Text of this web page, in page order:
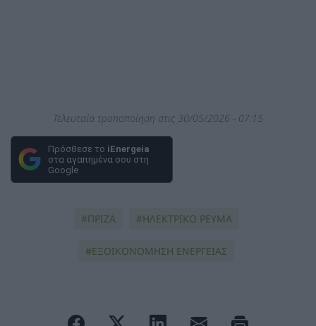
Τελευταία τροποποίηση στις 30/05/2026 - 07:15
Πρόσθεσε το iEnergeia
στα αγαπημένα σου στη
Google
ΠΡΙΖΑ ΗΛΕΚΤΡΙΚΟ ΡΕΥΜΑ
ΕΞΟΙΚΟΝΟΜΗΣΗ ΕΝΕΡΓΕΙΑΣ